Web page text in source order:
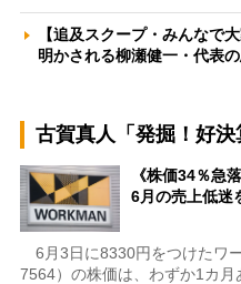
【追及スクープ・みんなで
明かされる柳瀬健一・代表
古賀真人「発掘！好決
《株価34％急
6月の売上低迷
6月3日に8330円をつけたワ
7564）の株価は、わずか1カ月